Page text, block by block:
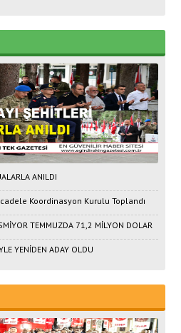
ANILDI
Koordinasyon Kurulu Toplandı
TEMMUZDA 71,2 MİLYON DOLAR
YENİDEN ADAY OLDU